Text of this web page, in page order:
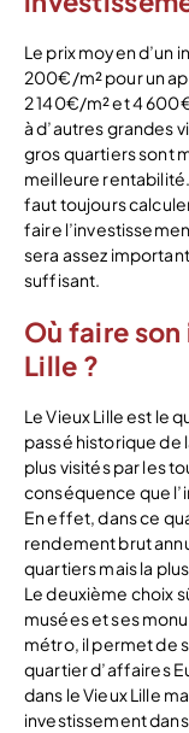
Le prix moyen d’un
200€/m² pour un
2 140€/m² et 4
à d’autres grandes
gros quartiers sont
meilleure
faut toujours
faire
sera assez
suffisant.
Où faire
Lille ?
Le Vieux Lille est le
passé historique de
plus visités par les
conséquence que
En effet, dans ce
rendement brut
quartiers mais la
Le deuxième choix
musées et ses
métro, il permet de
quartier d’affaires
dans le Vieux Lille
investissement